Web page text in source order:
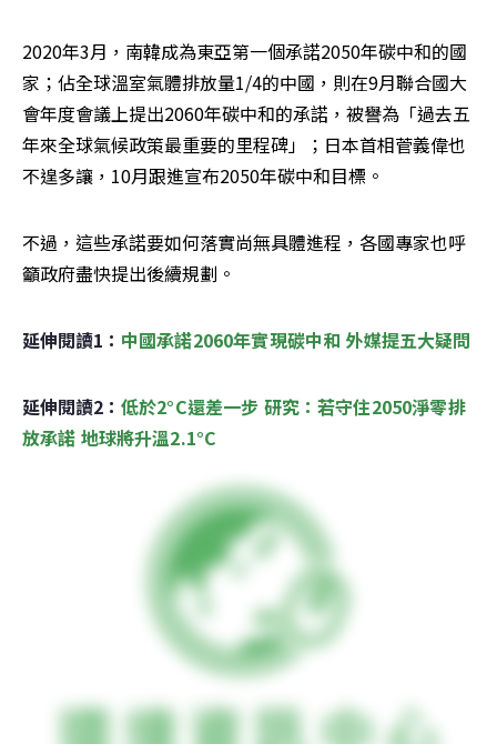
2020年3月，南韓成為東亞第一個承諾2050年碳中和的國
家；佔全球溫室氣體排放量1/4的中國，則在9月聯合國大
會年度會議上提出2060年碳中和的承諾，被譽為「過去五
年來全球氣候政策最重要的里程碑」；日本首相菅義偉也
不遑多讓，10月跟進宣布2050年碳中和目標。
不過，這些承諾要如何落實尚無具體進程，各國專家也呼
籲政府盡快提出後續規劃。
延伸閱讀1： 中國承諾2060年實現碳中和 外媒提五大疑問
延伸閱讀2： 低於2°C還差一步 研究：若守住2050淨零排
放承諾 地球將升溫2.1°C